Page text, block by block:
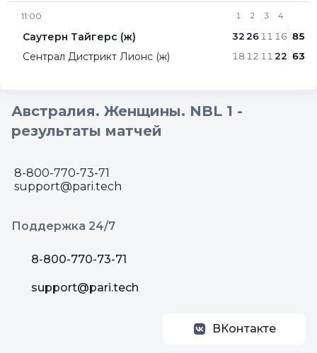
11:00
Саутерн Тайгерс (ж)
Сентрал Дистрикт Лионc (ж)
1
32
18
2
26
12
3
11
11
4
16
22
85
63
Австралия. Женщины. NBL 1 -
результаты матчей
8-800-770-73-71
support@pari.tech
Поддержка 24/7
8-800-770-73-71
support@pari.tech
ВКонтакте